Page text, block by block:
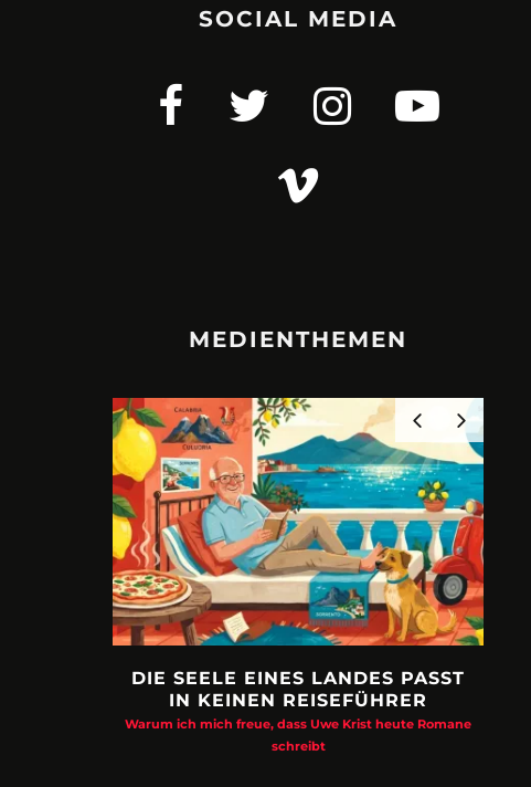
SOCIAL MEDIA
MEDIENTHEMEN
DIE SEELE EINES LANDES PASST
IN KEINEN REISEFÜHRER
Warum ich mich freue, dass Uwe Krist heute Romane
schreibt